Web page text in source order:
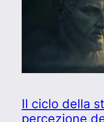
Il ciclo della
percezione